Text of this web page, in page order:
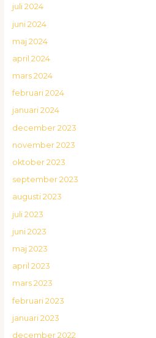
juli 2024
juni 2024
maj 2024
april 2024
mars 2024
februari 2024
januari 2024
december 2023
november 2023
oktober 2023
september 2023
augusti 2023
juli 2023
juni 2023
maj 2023
april 2023
mars 2023
februari 2023
januari 2023
december 2022